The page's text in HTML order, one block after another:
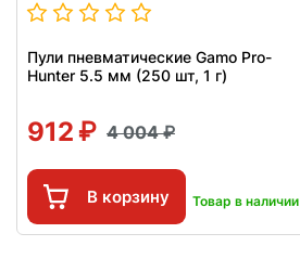
Пули пневматические Gamo Pro-
Hunter 5.5 мм (250 шт, 1 г)
912 4 004
В корзину Товар в наличии